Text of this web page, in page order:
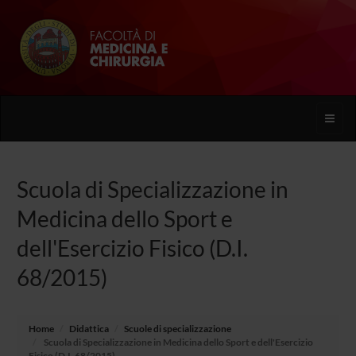
Toggle
Scuola di Specializzazione in
Medicina dello Sport e
dell'Esercizio Fisico (D.I.
68/2015)
Home Didattica
Scuole di specializzazione
Scuola di Specializzazione in Medicina dello Sport e dell'Esercizio